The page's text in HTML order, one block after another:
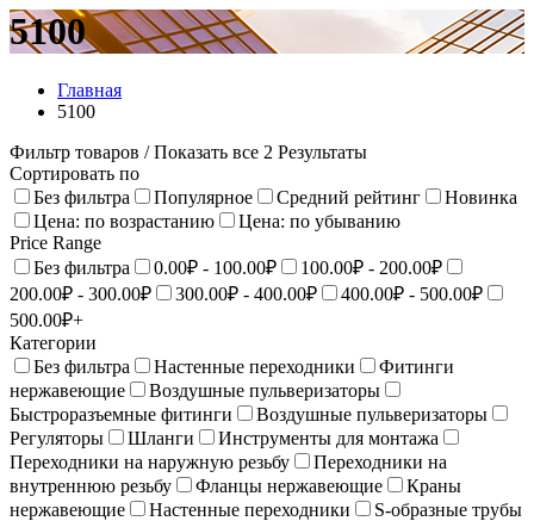
5100
Главная
5100
Фильтр товаров / Показать все 2 Результаты
Сортировать по
Без фильтра
Популярное Средний рейтинг
Новинка
Цена: по возрастанию
Цена: по убыванию
Price Range
Без фильтра
0.00₽ - 100.00₽
100.00₽ - 200.00₽
200.00₽ - 300.00₽
300.00₽ - 400.00₽
400.00₽ - 500.00₽
500.00₽+
Категории
Без фильтра
Настенные переходники
Фитинги
нержавеющие
Воздушные пульверизаторы
Быстроразъемные фитинги
Воздушные пульверизаторы
Регуляторы
Шланги
Инструменты для монтажа
Переходники на наружную резьбу
Переходники на
внутреннюю резьбу
Фланцы нержавеющие
Краны
нержавеющие
Настенныe переходники
S-образные трубы